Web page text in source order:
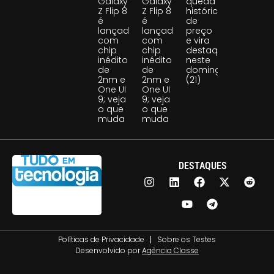
Z Flip 8
é
lançado
com
chip
inédito
de
2nm e
One UI
9; veja
o que
muda
Z Flip 8
é
lançado
com
chip
inédito
de
2nm e
One UI
9; veja
o que
muda
histórica
de
preço
e vira
destaque
neste
domingo
(21)
DESTAQUES
Políticas de Privacidade
Sobre os Testes
Desenvolvido porAgência Classe